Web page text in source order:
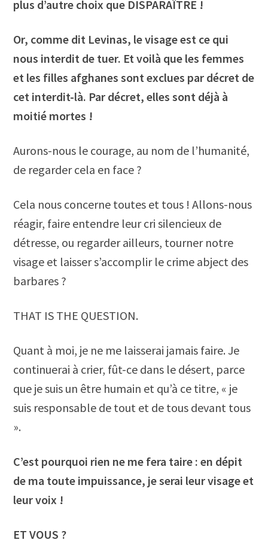
plus d’autre choix que DISPARAÎTRE !
Or, comme dit Levinas, le visage est ce qui
nous interdit de tuer. Et voilà que les femmes
et les filles afghanes sont exclues par décret de
cet interdit-là. Par décret, elles sont déjà à
moitié mortes !
Aurons-nous le courage, au nom de l’humanité,
de regarder cela en face ?
Cela nous concerne toutes et tous ! Allons-nous
réagir, faire entendre leur cri silencieux de
détresse, ou regarder ailleurs, tourner notre
visage et laisser s’accomplir le crime abject des
barbares ?
THAT IS THE QUESTION.
Quant à moi, je ne me laisserai jamais faire. Je
continuerai à crier, fût-ce dans le désert, parce
que je suis un être humain et qu’à ce titre, « je
suis responsable de tout et de tous devant tous
».
C’est pourquoi rien ne me fera taire : en dépit
de ma toute impuissance, je serai leur visage et
leur voix !
ET VOUS ?